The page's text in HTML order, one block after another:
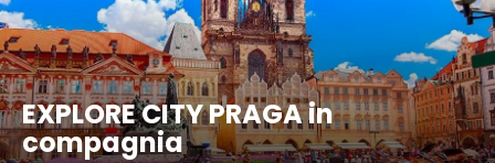
EXPLORE CITY PRAGA in
compagnia